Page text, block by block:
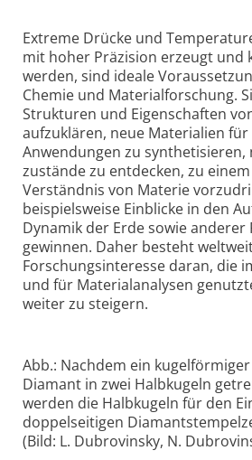
Extreme Drücke und
mit hoher Präzision erzeugt und
werden, sind ideale
Chemie und Material­forschung.
Strukturen und Eigen­schaften
aufzuklären, neue Materialien
Anwendungen zu
zustände zu entdecken, zu
Verständnis von Materie
beispiels­weise Einblicke in den
Dynamik der Erde sowie anderer
gewinnen. Daher besteht
Forschungsinteresse daran, die
und für Material­analysen
weiter zu steigern.
Abb.: Nachdem ein
Diamant in zwei Halbkugeln
werden die Halbkugeln für den
doppelseitigen
(Bild: L. Dubrovinsky, N.